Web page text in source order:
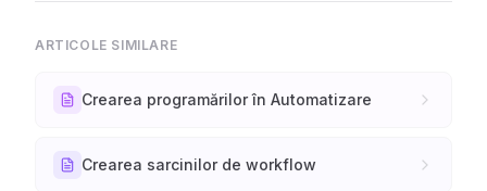
ARTICOLE SIMILARE
Crearea programărilor în Automatizare
Crearea sarcinilor de workflow